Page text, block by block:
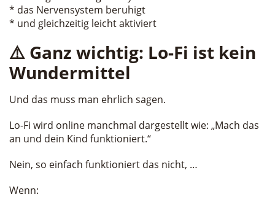
* das Nervensystem beruhigt
* und gleichzeitig leicht aktiviert
⚠️ Ganz wichtig: Lo-Fi ist kein
Wundermittel
Und das muss man ehrlich sagen.
Lo-Fi wird online manchmal dargestellt wie: „Mach das
an und dein Kind funktioniert.“
Nein, so einfach funktioniert das nicht, …
Wenn: